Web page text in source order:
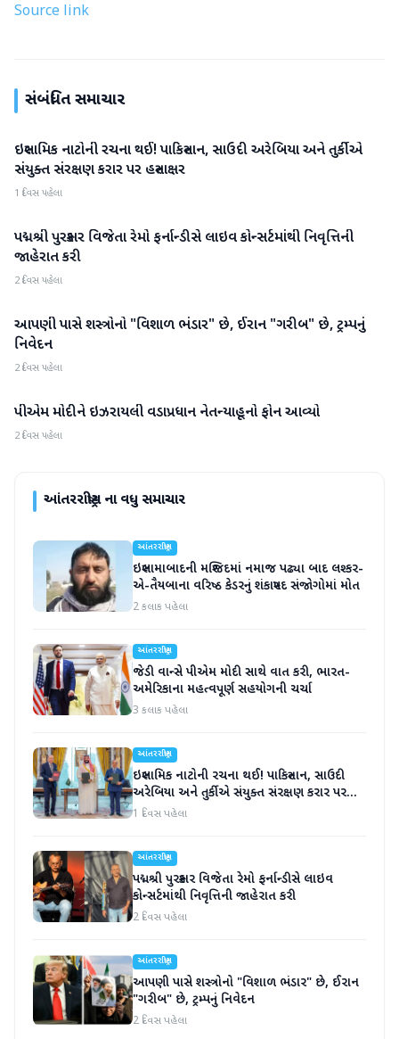
Source link
સંબંધિત સમાચાર
આંતરરાષ્ટ્રીય
ઇસ્લામિક નાટોની રચના થઈ! પાકિસ્તાન, સાઉદી અરેબિયા અને તુર્કીએ
સંયુક્ત સંરક્ષણ કરાર પર હસ્તાક્ષર
1 દિવસ પહેલા
આંતરરાષ્ટ્રીય
પદ્મશ્રી પુરસ્કાર વિજેતા રેમો ફર્નાન્ડીસે લાઇવ કોન્સર્ટમાંથી નિવૃત્તિની
જાહેરાત કરી
2 દિવસ પહેલા
આંતરરાષ્ટ્રીય
આપણી પાસે શસ્ત્રોનો "વિશાળ ભંડાર" છે, ઈરાન "ગરીબ" છે, ટ્રમ્પનું
નિવેદન
2 દિવસ પહેલા
આંતરરાષ્ટ્રીય
પીએમ મોદીને ઇઝરાયલી વડાપ્રધાન નેતન્યાહૂનો ફોન આવ્યો
2 દિવસ પહેલા
આંતરરાષ્ટ્રીયના વધુ સમાચાર
આંતરરાષ્ટ્રીય
ઇસ્લામાબાદની મસ્જિદમાં નમાજ પઢ્યા બાદ લશ્કર-
એ-તૈયબાના વરિષ્ઠ કેડરનું શંકાસ્પદ સંજોગોમાં મોત
2 કલાક પહેલા
આંતરરાષ્ટ્રીય
જેડી વાન્સે પીએમ મોદી સાથે વાત કરી, ભારત-
અમેરિકાના મહત્વપૂર્ણ સહયોગની ચર્ચા
3 કલાક પહેલા
આંતરરાષ્ટ્રીય
ઇસ્લામિક નાટોની રચના થઈ! પાકિસ્તાન, સાઉદી
અરેબિયા અને તુર્કીએ સંયુક્ત સંરક્ષણ કરાર પર
હસ્તાક્ષર
1 દિવસ પહેલા
આંતરરાષ્ટ્રીય
પદ્મશ્રી પુરસ્કાર વિજેતા રેમો ફર્નાન્ડીસે લાઇવ
કોન્સર્ટમાંથી નિવૃત્તિની જાહેરાત કરી
2 દિવસ પહેલા
આંતરરાષ્ટ્રીય
આપણી પાસે શસ્ત્રોનો "વિશાળ ભંડાર" છે, ઈરાન
"ગરીબ" છે, ટ્રમ્પનું નિવેદન
2 દિવસ પહેલા